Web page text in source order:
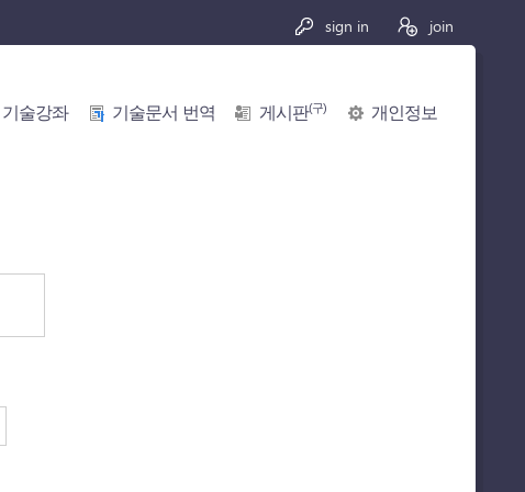
sign in join
기술강좌 기술문서 번역 게시판(구) 개인정보